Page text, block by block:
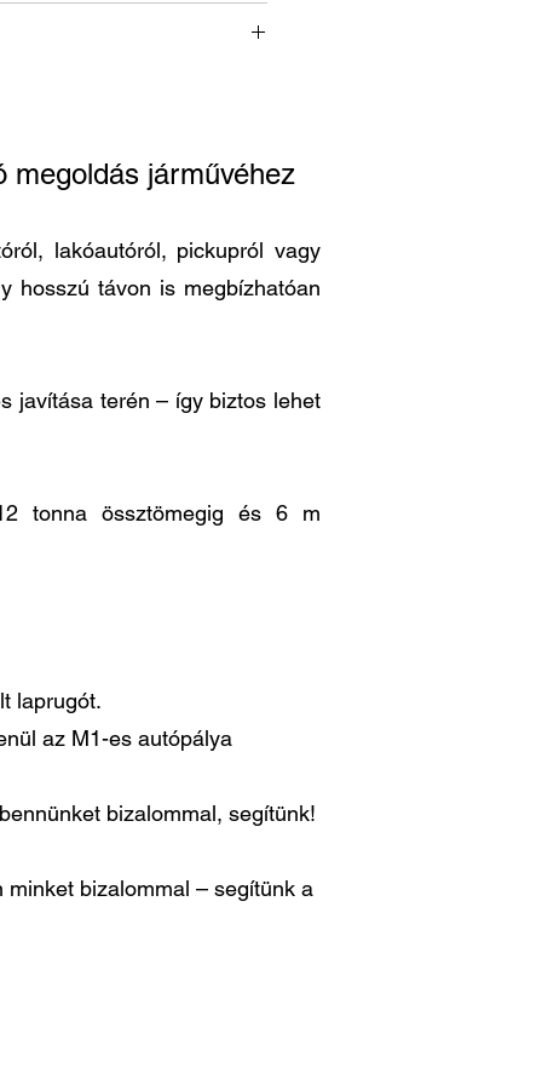
megoldás járművéhez
lakóautóról, pickupról vagy
hosszú távon is megbízhatóan
javítása terén – így biztos lehet
tonna össztömegig és 6 m
laprugót.
az M1-es autópálya
bizalommal, segítünk!
bizalommal – segítünk a